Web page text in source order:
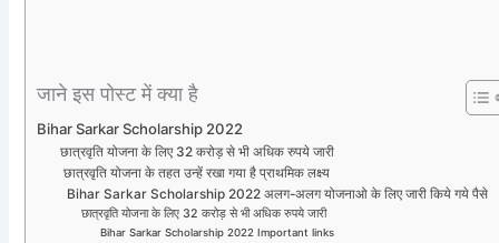
जाने इस पोस्ट में क्या है
Bihar Sarkar Scholarship 2022
छात्रवृति योजना के लिए 32 करोड़ से भी अधिक रुपये जारी
छात्रवृति योजना के तहत उन्हें रखा गया है प्राथमिक लक्ष्य
Bihar Sarkar Scholarship 2022 अलग-अलग योजनाओ के लिए जारी किये गये पैसे
छात्रवृति योजना के लिए 32 करोड़ से भी अधिक रुपये जारी
Bihar Sarkar Scholarship 2022 Important links